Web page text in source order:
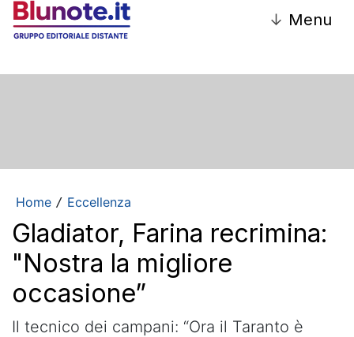
↓ Menu
Home / Eccellenza
Gladiator, Farina recrimina:
"Nostra la migliore
occasione”
Il tecnico dei campani: “Ora il Taranto è